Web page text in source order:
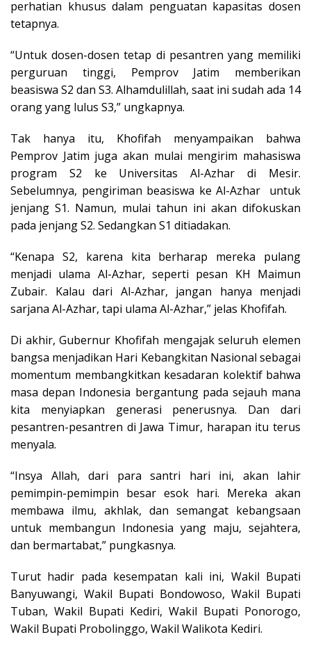
perhatian khusus dalam penguatan kapasitas dosen
tetapnya.
“Untuk dosen-dosen tetap di pesantren yang memiliki
perguruan tinggi, Pemprov Jatim memberikan
beasiswa S2 dan S3. Alhamdulillah, saat ini sudah ada 14
orang yang lulus S3,” ungkapnya.
Tak hanya itu, Khofifah menyampaikan bahwa
Pemprov Jatim juga akan mulai mengirim mahasiswa
program S2 ke Universitas Al-Azhar di Mesir.
Sebelumnya, pengiriman beasiswa ke Al-Azhar untuk
jenjang S1. Namun, mulai tahun ini akan difokuskan
pada jenjang S2. Sedangkan S1 ditiadakan.
“Kenapa S2, karena kita berharap mereka pulang
menjadi ulama Al-Azhar, seperti pesan KH Maimun
Zubair. Kalau dari Al-Azhar, jangan hanya menjadi
sarjana Al-Azhar, tapi ulama Al-Azhar,” jelas Khofifah.
Di akhir, Gubernur Khofifah mengajak seluruh elemen
bangsa menjadikan Hari Kebangkitan Nasional sebagai
momentum membangkitkan kesadaran kolektif bahwa
masa depan Indonesia bergantung pada sejauh mana
kita menyiapkan generasi penerusnya. Dan dari
pesantren-pesantren di Jawa Timur, harapan itu terus
menyala.
“Insya Allah, dari para santri hari ini, akan lahir
pemimpin-pemimpin besar esok hari. Mereka akan
membawa ilmu, akhlak, dan semangat kebangsaan
untuk membangun Indonesia yang maju, sejahtera,
dan bermartabat,” pungkasnya.
Turut hadir pada kesempatan kali ini, Wakil Bupati
Banyuwangi, Wakil Bupati Bondowoso, Wakil Bupati
Tuban, Wakil Bupati Kediri, Wakil Bupati Ponorogo,
Wakil Bupati Probolinggo, Wakil Walikota Kediri.